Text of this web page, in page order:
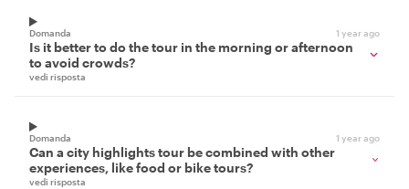
Domanda 1 year ago
Is it better to do the tour in the morning or afternoon
to avoid crowds?
vedi risposta
Domanda 1 year ago
Can a city highlights tour be combined with other
experiences, like food or bike tours?
vedi risposta